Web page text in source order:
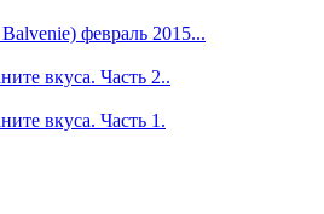
февраль 2015...
вкуса. Часть 2..
вкуса. Часть 1.